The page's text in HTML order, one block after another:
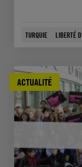
TURQUIE LIBERTÉ
ACTUALITÉ